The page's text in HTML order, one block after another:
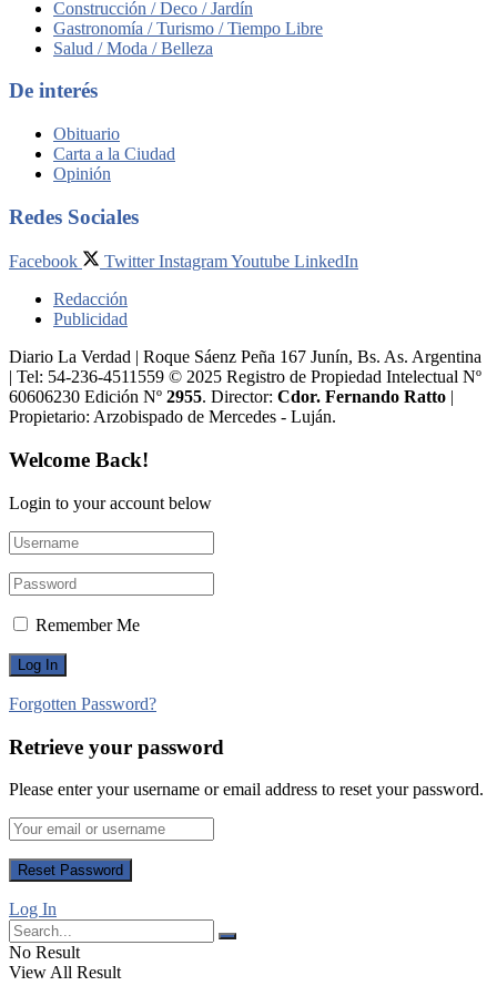
Construcción / Deco / Jardín
Gastronomía / Turismo / Tiempo Libre
Salud / Moda / Belleza
De interés
Obituario
Carta a la Ciudad
Opinión
Redes Sociales
Facebook Twitter InstagramYoutube LinkedIn
Redacción
Publicidad
Diario La Verdad | Roque Sáenz Peña 167 Junín, Bs. As. Argentina
| Tel: 54-236-4511559 © 2025 Registro de Propiedad Intelectual Nº
60606230 Edición Nº 2955. Director:​ Cdor. Fernando Ratto |
Propietario:​ Arzobispado de Mercedes - Luján.
Welcome Back!
Login to your account below
Remember Me
Forgotten Password?
Retrieve your password
Please enter your username or email address to reset your password.
Log In
No Result
View All Result